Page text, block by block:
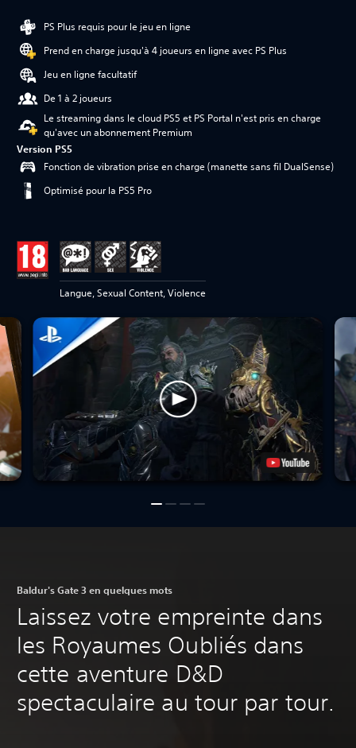
PS Plus requis pour le jeu en ligne
Prend en charge jusqu'à 4 joueurs en ligne avec PS Plus
Jeu en ligne facultatif
De 1 à 2 joueurs
Le streaming dans le cloud PS5 et PS Portal n'est pris en charge
qu'avec un abonnement Premium
Version PS5
Fonction de vibration prise en charge (manette sans fil DualSense)
Optimisé pour la PS5 Pro
Langue, Sexual Content, Violence
Baldur's Gate 3 en quelques mots
Laissez votre empreinte dans
les Royaumes Oubliés dans
cette aventure D&D
spectaculaire au tour par tour.